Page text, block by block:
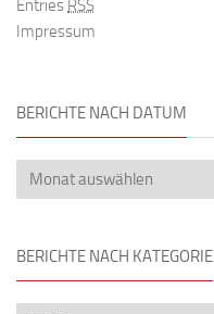
Entries RSS
Impressum
BERICHTE NACH DATUM
BERICHTE NACH KATEGORIE